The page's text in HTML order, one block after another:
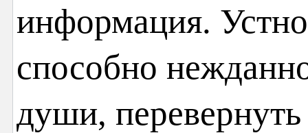
информация.
способно
души,